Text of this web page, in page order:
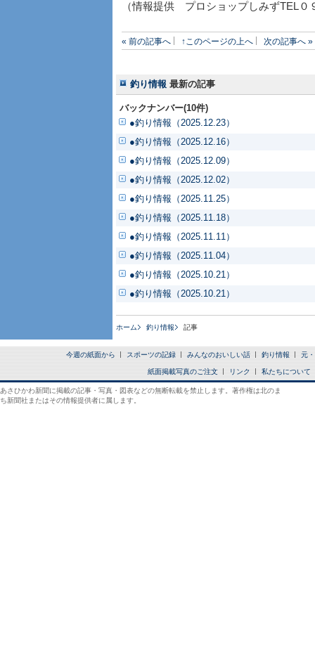
（情報提供 プロショップしみずTEL
« 前の記事へ ↑このページの上へ 次の記事へ »
釣り情報 最新の記事
バックナンバー(10件)
●釣り情報（2025.12.23）
●釣り情報（2025.12.16）
●釣り情報（2025.12.09）
●釣り情報（2025.12.02）
●釣り情報（2025.11.25）
●釣り情報（2025.11.18）
●釣り情報（2025.11.11）
●釣り情報（2025.11.04）
●釣り情報（2025.10.21）
●釣り情報（2025.10.21）
ホーム 釣り情報 記事
今週の紙面から スポーツの記録 みんなのおいしい話 釣り情報 元
紙面掲載写真のご注文 リンク 私たちについて
あさひかわ新聞に掲載の記事・写真・図表などの無断転載を禁止します。著作権は北のま
ち新聞社またはその情報提供者に属します。